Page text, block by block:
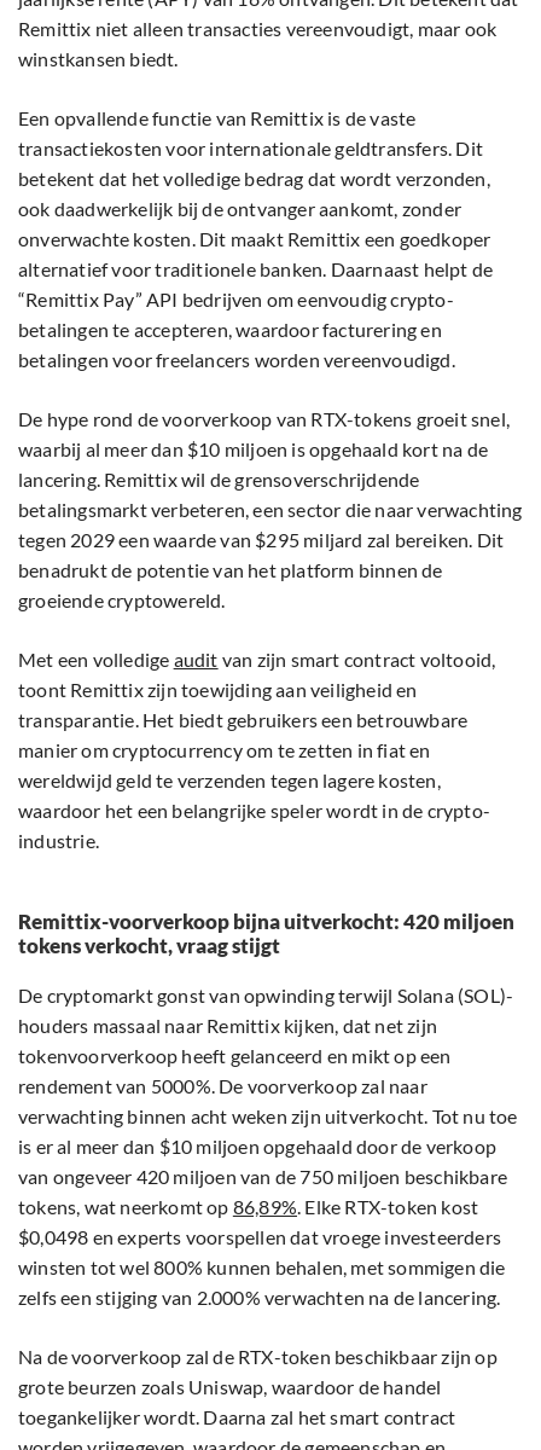
Remittix niet alleen transacties vereenvoudigt, maar ook
winstkansen biedt.
Een opvallende functie van Remittix is de vaste
transactiekosten voor internationale geldtransfers. Dit
betekent dat het volledige bedrag dat wordt verzonden,
ook daadwerkelijk bij de ontvanger aankomt, zonder
onverwachte kosten. Dit maakt Remittix een goedkoper
alternatief voor traditionele banken. Daarnaast helpt de
“Remittix Pay” API bedrijven om eenvoudig crypto-
betalingen te accepteren, waardoor facturering en
betalingen voor freelancers worden vereenvoudigd.
De hype rond de voorverkoop van RTX-tokens groeit snel,
waarbij al meer dan $10 miljoen is opgehaald kort na de
lancering. Remittix wil de grensoverschrijdende
betalingsmarkt verbeteren, een sector die naar verwachting
tegen 2029 een waarde van $295 miljard zal bereiken. Dit
benadrukt de potentie van het platform binnen de
groeiende cryptowereld.
Met een volledige audit van zijn smart contract voltooid,
toont Remittix zijn toewijding aan veiligheid en
transparantie. Het biedt gebruikers een betrouwbare
manier om cryptocurrency om te zetten in fiat en
wereldwijd geld te verzenden tegen lagere kosten,
waardoor het een belangrijke speler wordt in de crypto-
industrie.
Remittix-voorverkoop bijna uitverkocht: 420 miljoen
tokens verkocht, vraag stijgt
De cryptomarkt gonst van opwinding terwijl Solana (SOL)-
houders massaal naar Remittix kijken, dat net zijn
tokenvoorverkoop heeft gelanceerd en mikt op een
rendement van 5000%. De voorverkoop zal naar
verwachting binnen acht weken zijn uitverkocht. Tot nu toe
is er al meer dan $10 miljoen opgehaald door de verkoop
van ongeveer 420 miljoen van de 750 miljoen beschikbare
tokens, wat neerkomt op 86,89%. Elke RTX-token kost
$0,0498 en experts voorspellen dat vroege investeerders
winsten tot wel 800% kunnen behalen, met sommigen die
zelfs een stijging van 2.000% verwachten na de lancering.
Na de voorverkoop zal de RTX-token beschikbaar zijn op
grote beurzen zoals Uniswap, waardoor de handel
toegankelijker wordt. Daarna zal het smart contract